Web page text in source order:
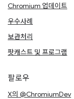
Chromium 업데이트
우수사례
보관처리
팟캐스트 및 프로그램
팔로우
X의 @ChromiumDev